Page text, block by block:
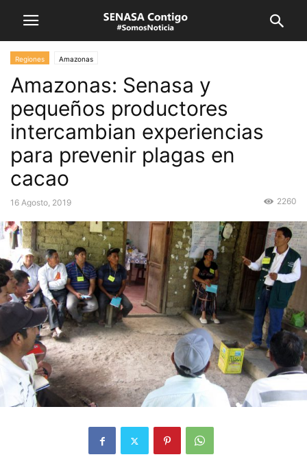
Regiones Amazonas
Amazonas: Senasa y
pequeños productores
intercambian experiencias
para prevenir plagas en
cacao
16 Agosto, 2019 2260